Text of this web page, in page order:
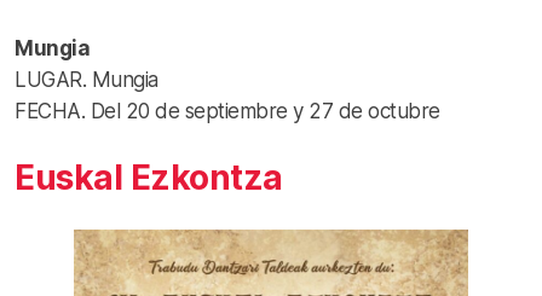
Mungia
LUGAR. Mungia
FECHA. Del 20 de septiembre y 27 de octubre
Euskal Ezkontza